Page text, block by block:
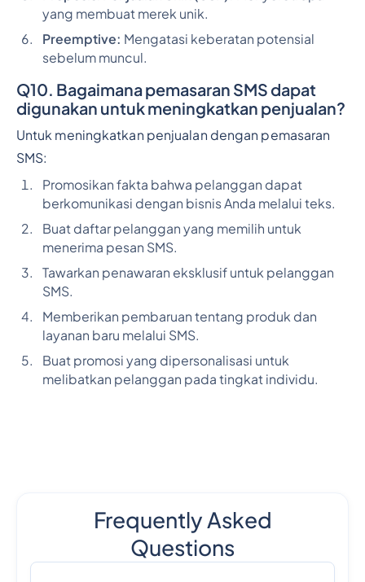
yang membuat merek unik.
Preemptive: Mengatasi keberatan potensial
sebelum muncul.
Q10. Bagaimana pemasaran SMS dapat
digunakan untuk meningkatkan penjualan?
Untuk meningkatkan penjualan dengan pemasaran
SMS:
Promosikan fakta bahwa pelanggan dapat
berkomunikasi dengan bisnis Anda melalui teks.
Buat daftar pelanggan yang memilih untuk
menerima pesan SMS.
Tawarkan penawaran eksklusif untuk pelanggan
SMS.
Memberikan pembaruan tentang produk dan
layanan baru melalui SMS.
Buat promosi yang dipersonalisasi untuk
melibatkan pelanggan pada tingkat individu.
Frequently Asked
Questions